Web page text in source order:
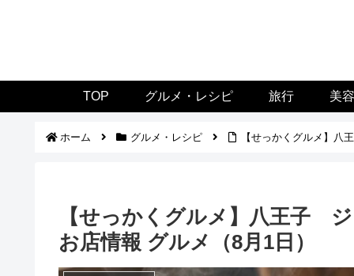
TOP グルメ・レシピ 旅行 美容
ホーム グルメ・レシピ 【せっかくグルメ】
【せっかくグルメ】八王子
お店情報 グルメ（8月1日）